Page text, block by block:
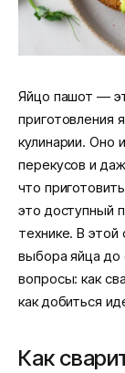
Яйцо пашот —
приготовления
кулинарии. Оно
перекусов и
что
это доступный
технике. В
выбора яйца до
вопросы: как
как добиться
Как